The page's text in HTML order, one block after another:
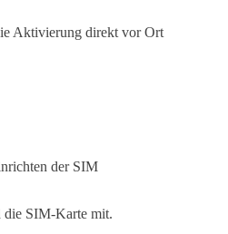
Aktivierung direkt vor Ort
der SIM
die SIM-Karte mit.